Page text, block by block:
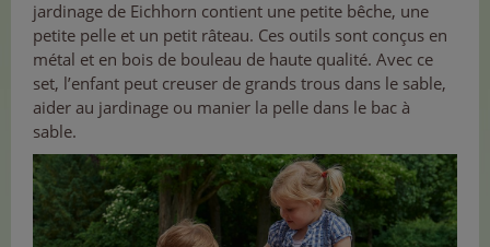
jardinage de Eichhorn contient une petite bêche, une
petite pelle et un petit râteau. Ces outils sont conçus en
métal et en bois de bouleau de haute qualité. Avec ce
set, l’enfant peut creuser de grands trous dans le sable,
aider au jardinage ou manier la pelle dans le bac à
sable.